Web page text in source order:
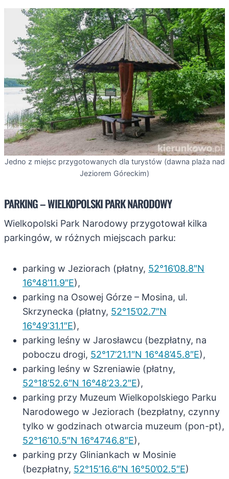
Jedno z miejsc przygotowanych dla turystów (dawna plaża nad
Jeziorem Góreckim)
PARKING – WIELKOPOLSKI PARK NARODOWY
Wielkopolski Park Narodowy przygotował kilka
parkingów, w różnych miejscach parku:
parking w Jeziorach (płatny, 52°16’08.8″N
16°48’11.9″E),
parking na Osowej Górze – Mosina, ul.
Skrzynecka (płatny, 52°15’02.7″N
16°49’31.1″E),
parking leśny w Jarosławcu (bezpłatny, na
poboczu drogi, 52°17’21.1″N 16°48’45.8″E),
parking leśny w Szreniawie (płatny,
52°18’52.6″N 16°48’23.2″E),
parking przy Muzeum Wielkopolskiego Parku
Narodowego w Jeziorach (bezpłatny, czynny
tylko w godzinach otwarcia muzeum (pon-pt),
52°16’10.5″N 16°47’46.8″E),
parking przy Gliniankach w Mosinie
(bezpłatny, 52°15’16.6″N 16°50’02.5″E)